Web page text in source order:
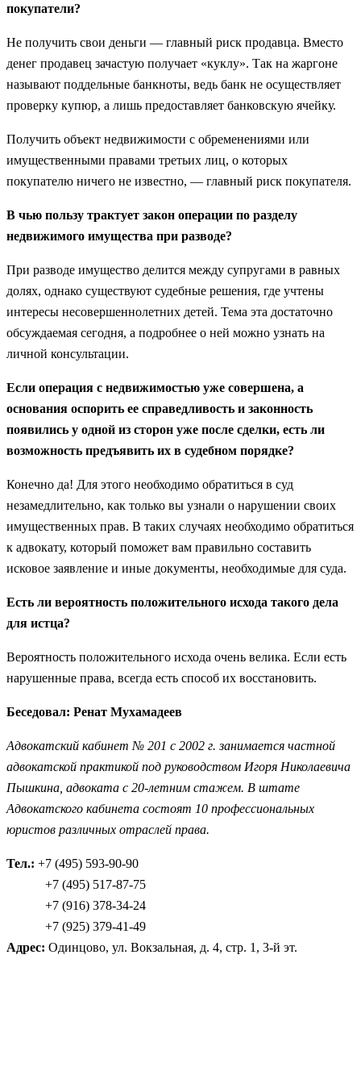
покупатели?
Не получить свои деньги — главный риск продавца. Вместо
денег продавец зачастую получает «куклу». Так на жаргоне
называют поддельные банкноты, ведь банк не осуществляет
проверку купюр, а лишь предоставляет банковскую ячейку.
Получить объект недвижимости с обременениями или
имущественными правами третьих лиц, о которых
покупателю ничего не известно, — главный риск покупателя.
В чью пользу трактует закон операции по разделу
недвижимого имущества при разводе?
При разводе имущество делится между супругами в равных
долях, однако существуют судебные решения, где учтены
интересы несовершеннолетних детей. Тема эта достаточно
обсуждаемая сегодня, а подробнее о ней можно узнать на
личной консультации.
Если операция с недвижимостью уже совершена, а
основания оспорить ее справедливость и законность
появились у одной из сторон уже после сделки, есть ли
возможность предъявить их в судебном порядке?
Конечно да! Для этого необходимо обратиться в суд
незамедлительно, как только вы узнали о нарушении своих
имущественных прав. В таких случаях необходимо обратиться
к адвокату, который поможет вам правильно составить
исковое заявление и иные документы, необходимые для суда.
Есть ли вероятность положительного исхода такого дела
для истца?
Вероятность положительного исхода очень велика. Если есть
нарушенные права, всегда есть способ их восстановить.
Беседовал: Ренат Мухамадеев
Адвокатский кабинет № 201 с 2002 г. занимается частной
адвокатской практикой под руководством Игоря Николаевича
Пышкина, адвоката с 20-летним стажем. В штате
Адвокатского кабинета состоят 10 профессиональных
юристов различных отраслей права.
Тел.: +7 (495) 593-90-90
+7 (495) 517-87-75
+7 (916) 378-34-24
+7 (925) 379-41-49
Адрес: Одинцово, ул. Вокзальная, д. 4, стр. 1, 3-й эт.